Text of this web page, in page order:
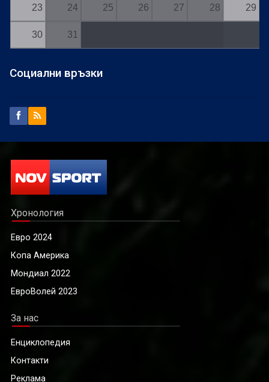
23 24 25 26 27 28 29
30 31
Социални връзки
Хронология
Евро 2024
Копа Америка
Мондиал 2022
ЕвроВолей 2023
За нас
Енциклопедия
Контакти
Реклама